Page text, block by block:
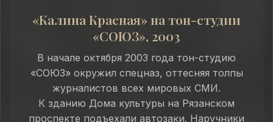
«Калина Красная» на тон-студии
«СОЮЗ», 2003
В начале октября 2003 года тон-студию
«СОЮЗ» окружил спецназ, оттесняя толпы
журналистов всех мировых СМИ.
К зданию Дома культуры на Рязанском
проспекте подъехали автозаки. Наручники